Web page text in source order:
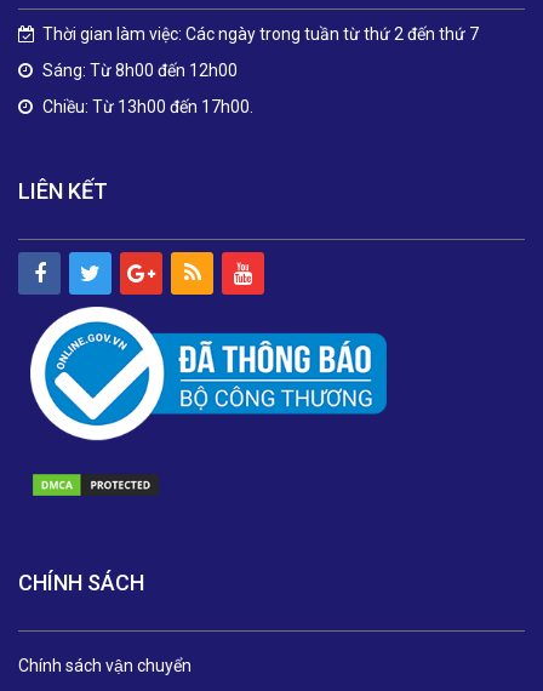
Thời gian làm việc: Các ngày trong tuần từ thứ 2 đến thứ 7
Sáng: Từ 8h00 đến 12h00
Chiều: Từ 13h00 đến 17h00.
LIÊN KẾT
CHÍNH SÁCH
Chính sách vận chuyển